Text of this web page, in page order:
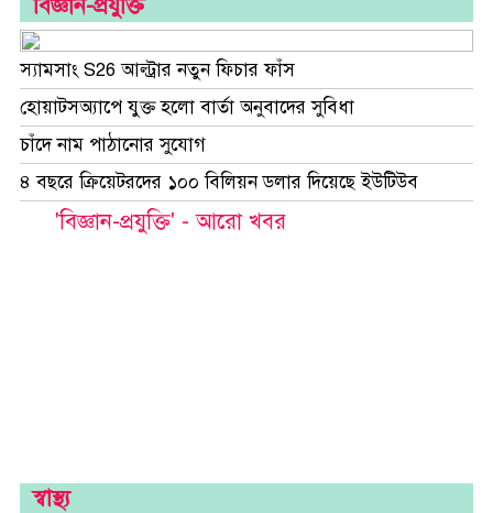
বিজ্ঞান-প্রযুক্তি
স্যামসাং S26 আল্ট্রার নতুন ফিচার ফাঁস
হোয়াটসঅ্যাপে যুক্ত হলো বার্তা অনুবাদের সুবিধা
চাঁদে নাম পাঠানোর সুযোগ
৪ বছরে ক্রিয়েটরদের ১০০ বিলিয়ন ডলার দিয়েছে ইউটিউব
'বিজ্ঞান-প্রযুক্তি' - আরো খবর
স্বাস্থ্য